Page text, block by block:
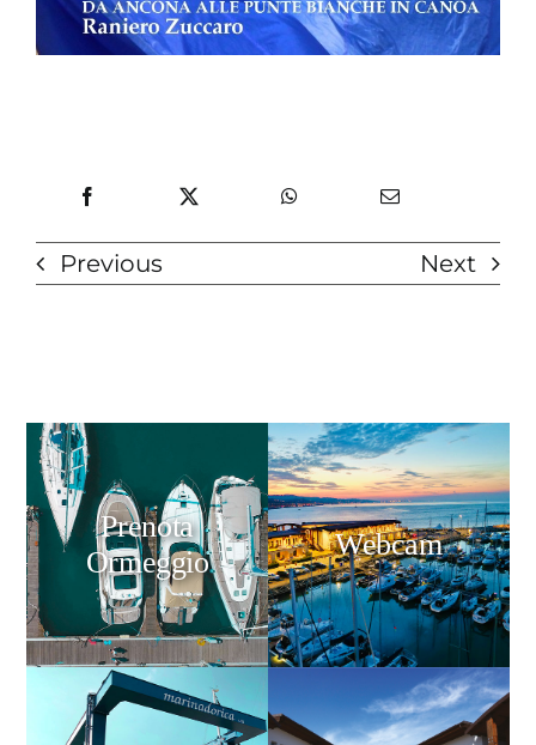
Previous Next
Prenota
Ormeggio
Webcam